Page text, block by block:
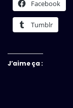
Facebook
Tumblr
J’aime ça :